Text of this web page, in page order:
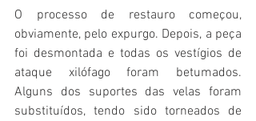
O processo de restauro começou,
obviamente, pelo expurgo. Depois, a peça
foi desmontada e todas os vestígios de
ataque xilófago foram betumados.
Alguns dos suportes das velas foram
substituídos, tendo sido torneados de